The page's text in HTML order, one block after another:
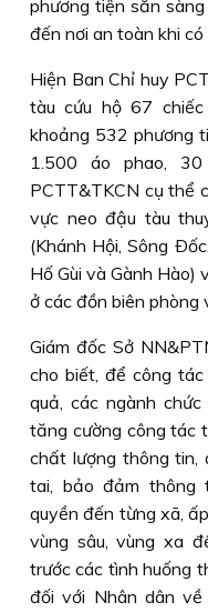
phương tiện sẵn
đến nơi an toàn khi có
Hiện Ban Chỉ huy
tàu cứu hộ 67
khoảng 532 phương
1.500 áo phao,
PCTT&TKCN cụ thể
vực neo đậu tàu
(Khánh Hội, Sông
Hố Gùi và Gành Hào)
ở các đồn biên phòng
Giám đốc Sở
cho biết, để công
quả, các ngành
tăng cường công tác
chất lượng thông tin,
tai, bảo đảm thông
quyền đến từng xã,
vùng sâu, vùng xa
trước các tình huống
đối với Nhân dân